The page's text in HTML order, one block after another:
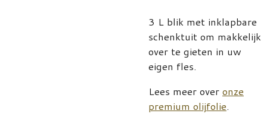
3 L blik met inklapbare
schenktuit om makkelijk
over te gieten in uw
eigen fles.
Lees meer over onze
premium olijfolie.